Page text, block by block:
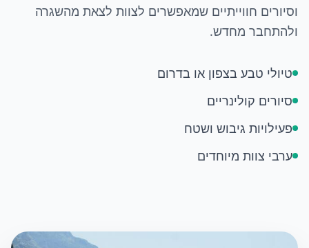
וסיורים חווייתיים שמאפשרים לצוות לצאת מהשגרה
ולהתחבר מחדש.
טיולי טבע בצפון או בדרום
סיורים קולינריים
פעילויות גיבוש ושטח
ערבי צוות מיוחדים